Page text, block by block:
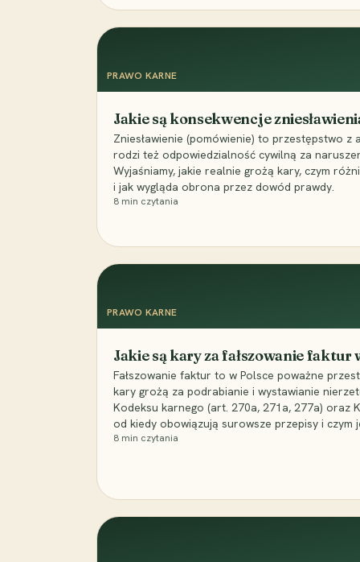
PRAWO KARNE
Jakie są konsekwencje
Zniesławienie (pomówienie) to przestępstwo z
rodzi też odpowiedzialność cywilną za
Wyjaśniamy, jakie realnie grożą kary, czym
i jak wygląda obrona przez dowód prawdy.
8 min czytania
PRAWO KARNE
Jakie są kary za fałszowanie faktur
Fałszowanie faktur to w Polsce poważne
kary grożą za podrabianie i wystawianie
Kodeksu karnego (art. 270a, 271a, 277a) oraz
od kiedy obowiązują surowsze przepisy i czym
8 min czytania